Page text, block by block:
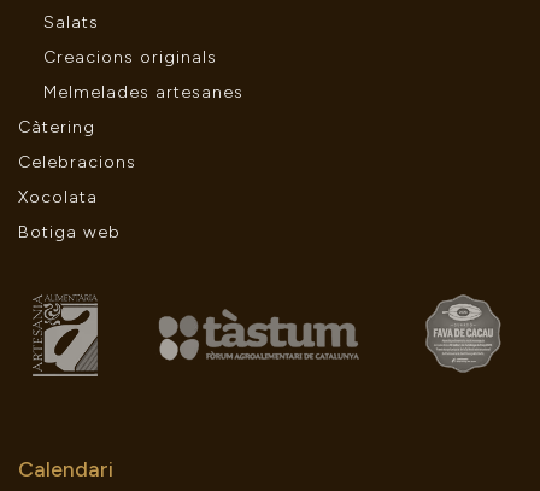
Salats
Creacions originals
Melmelades artesanes
Càtering
Celebracions
Xocolata
Botiga web
Calendari